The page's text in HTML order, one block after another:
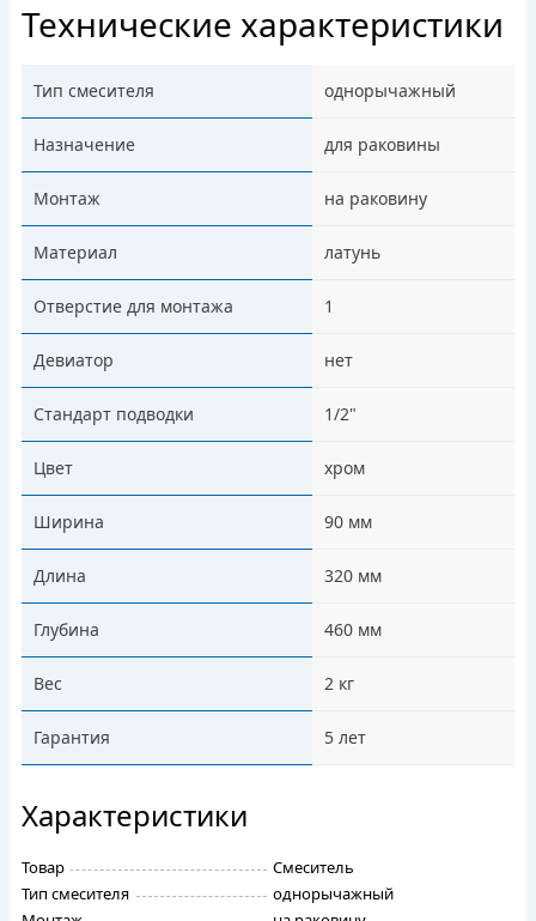
Технические характеристики
Тип смесителя однорычажный
Назначение для раковины
Монтаж на раковину
Материал латунь
Отверстие для монтажа 1
Девиатор нет
Стандарт подводки 1/2"
Цвет хром
Ширина 90 мм
Длина 320 мм
Глубина 460 мм
Вес 2 кг
Гарантия 5 лет
Характеристики
Товар
Смеситель
Тип смесителя
однорычажный